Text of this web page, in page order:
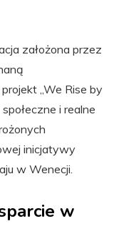
założona przez
„We Rise by
i realne
inicjatywy
w Wenecji.
w